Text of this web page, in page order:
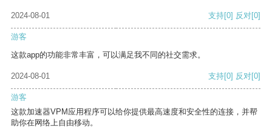
2024-08-01 支持[0] 反对[0]
游客
这款app的功能非常丰富，可以满足我不同的社交需求。
2024-08-01 支持[0] 反对[0]
游客
这款加速器VPM应用程序可以给你提供最高速度和安全性的连接，并帮
助你在网络上自由移动。